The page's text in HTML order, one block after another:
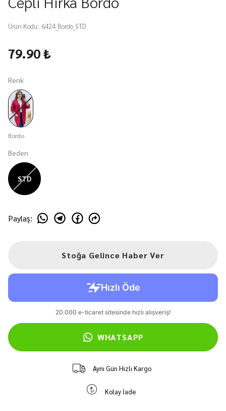
Ürün Kodu: 6424_Bordo_STD
79.90 ₺
Renk
Bordo
Beden
STD
Paylaş:
Stoğa Gelince Haber Ver
WHATSAPP
Aynı Gün Hızlı Kargo
Kolay İade